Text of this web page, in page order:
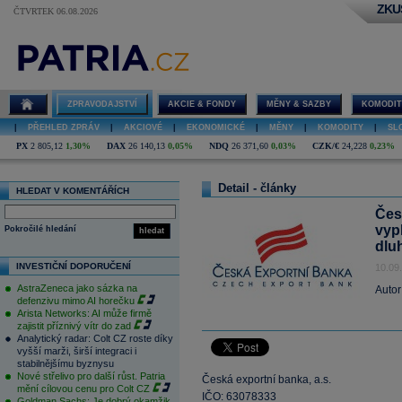
ČTVRTEK 06.08.2026
ZPRAVODAJSTVÍ AKCIE & FONDY MĚNY & SAZBY
PŘEHLED ZPRÁV AKCIOVÉ EKONOMICKÉ MĚNY KOMODITY
PX 2 805,12 1,30% DAX 26 140,13 0,05% NDQ 26 371,60 0,03% CZK/€ 24,228 0,23%
HLEDAT V KOMENTÁŘÍCH
hledat
Pokročilé hledání
INVESTIČNÍ DOPORUČENÍ
AstraZeneca jako sázka na
defenzivu mimo AI horečku
Arista Networks: AI může firmě
zajistit příznivý vítr do zad
Analytický radar: Colt CZ roste díky
vyšší marži, širší integraci i
stabilnějšímu byznysu
Nové střelivo pro další růst. Patria
mění cílovou cenu pro Colt CZ
Detail - články
Česká exportní banka, a.s.
IČO: 63078333